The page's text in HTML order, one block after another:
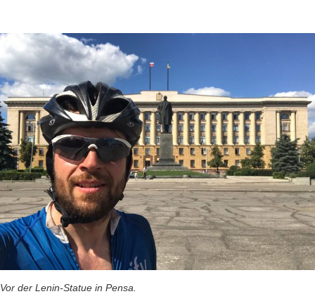
Vor der Lenin-Statue in Pensa.